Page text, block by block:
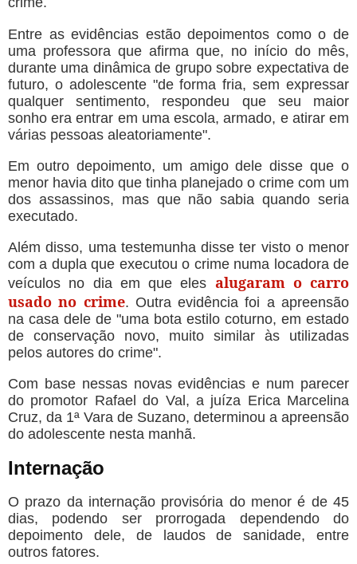
Entre as evidências estão depoimentos como o de
uma professora que afirma que, no início do mês,
durante uma dinâmica de grupo sobre expectativa de
futuro, o adolescente "de forma fria, sem expressar
qualquer sentimento, respondeu que seu maior
sonho era entrar em uma escola, armado, e atirar em
várias pessoas aleatoriamente".
Em outro depoimento, um amigo dele disse que o
menor havia dito que tinha planejado o crime com um
dos assassinos, mas que não sabia quando seria
executado.
Além disso, uma testemunha disse ter visto o menor
com a dupla que executou o crime numa locadora de
veículos no dia em que eles alugaram o carro
usado no crime. Outra evidência foi a apreensão
na casa dele de "uma bota estilo coturno, em estado
de conservação novo, muito similar às utilizadas
pelos autores do crime".
Com base nessas novas evidências e num parecer
do promotor Rafael do Val, a juíza Erica Marcelina
Cruz, da 1ª Vara de Suzano, determinou a apreensão
do adolescente nesta manhã.
Internação
O prazo da internação provisória do menor é de 45
dias, podendo ser prorrogada dependendo do
depoimento dele, de laudos de sanidade, entre
outros fatores.